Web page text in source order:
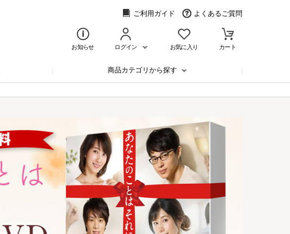
ご利用ガイド よくあるご質問
お知らせ ログイン お気に入り カート
商品カテゴリから探す